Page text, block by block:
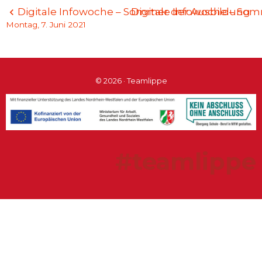
Beitragsnavigation
Digitale Infowoche – Sommer der Ausbildung
Montag, 7. Juni 2021
Digitale Infowoche –
© 2026 · Teamlippe
#teamlippe